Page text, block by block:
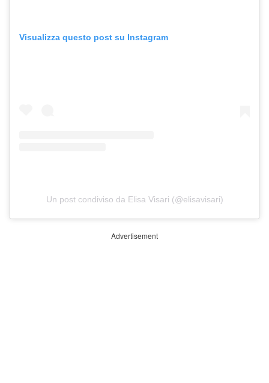
Visualizza questo post su Instagram
Un post condiviso da Elisa Visari (@elisavisari)
Advertisement